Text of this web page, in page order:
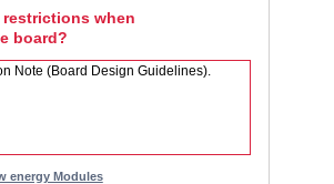
restrictions when
board?
Note (Board Design Guidelines).
energy Modules